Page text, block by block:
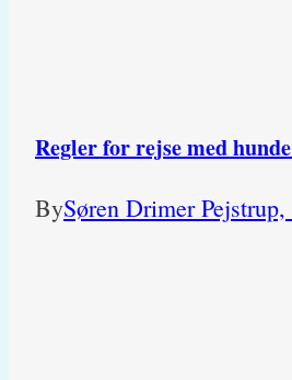
Regler for rejse med
BySøren Drimer